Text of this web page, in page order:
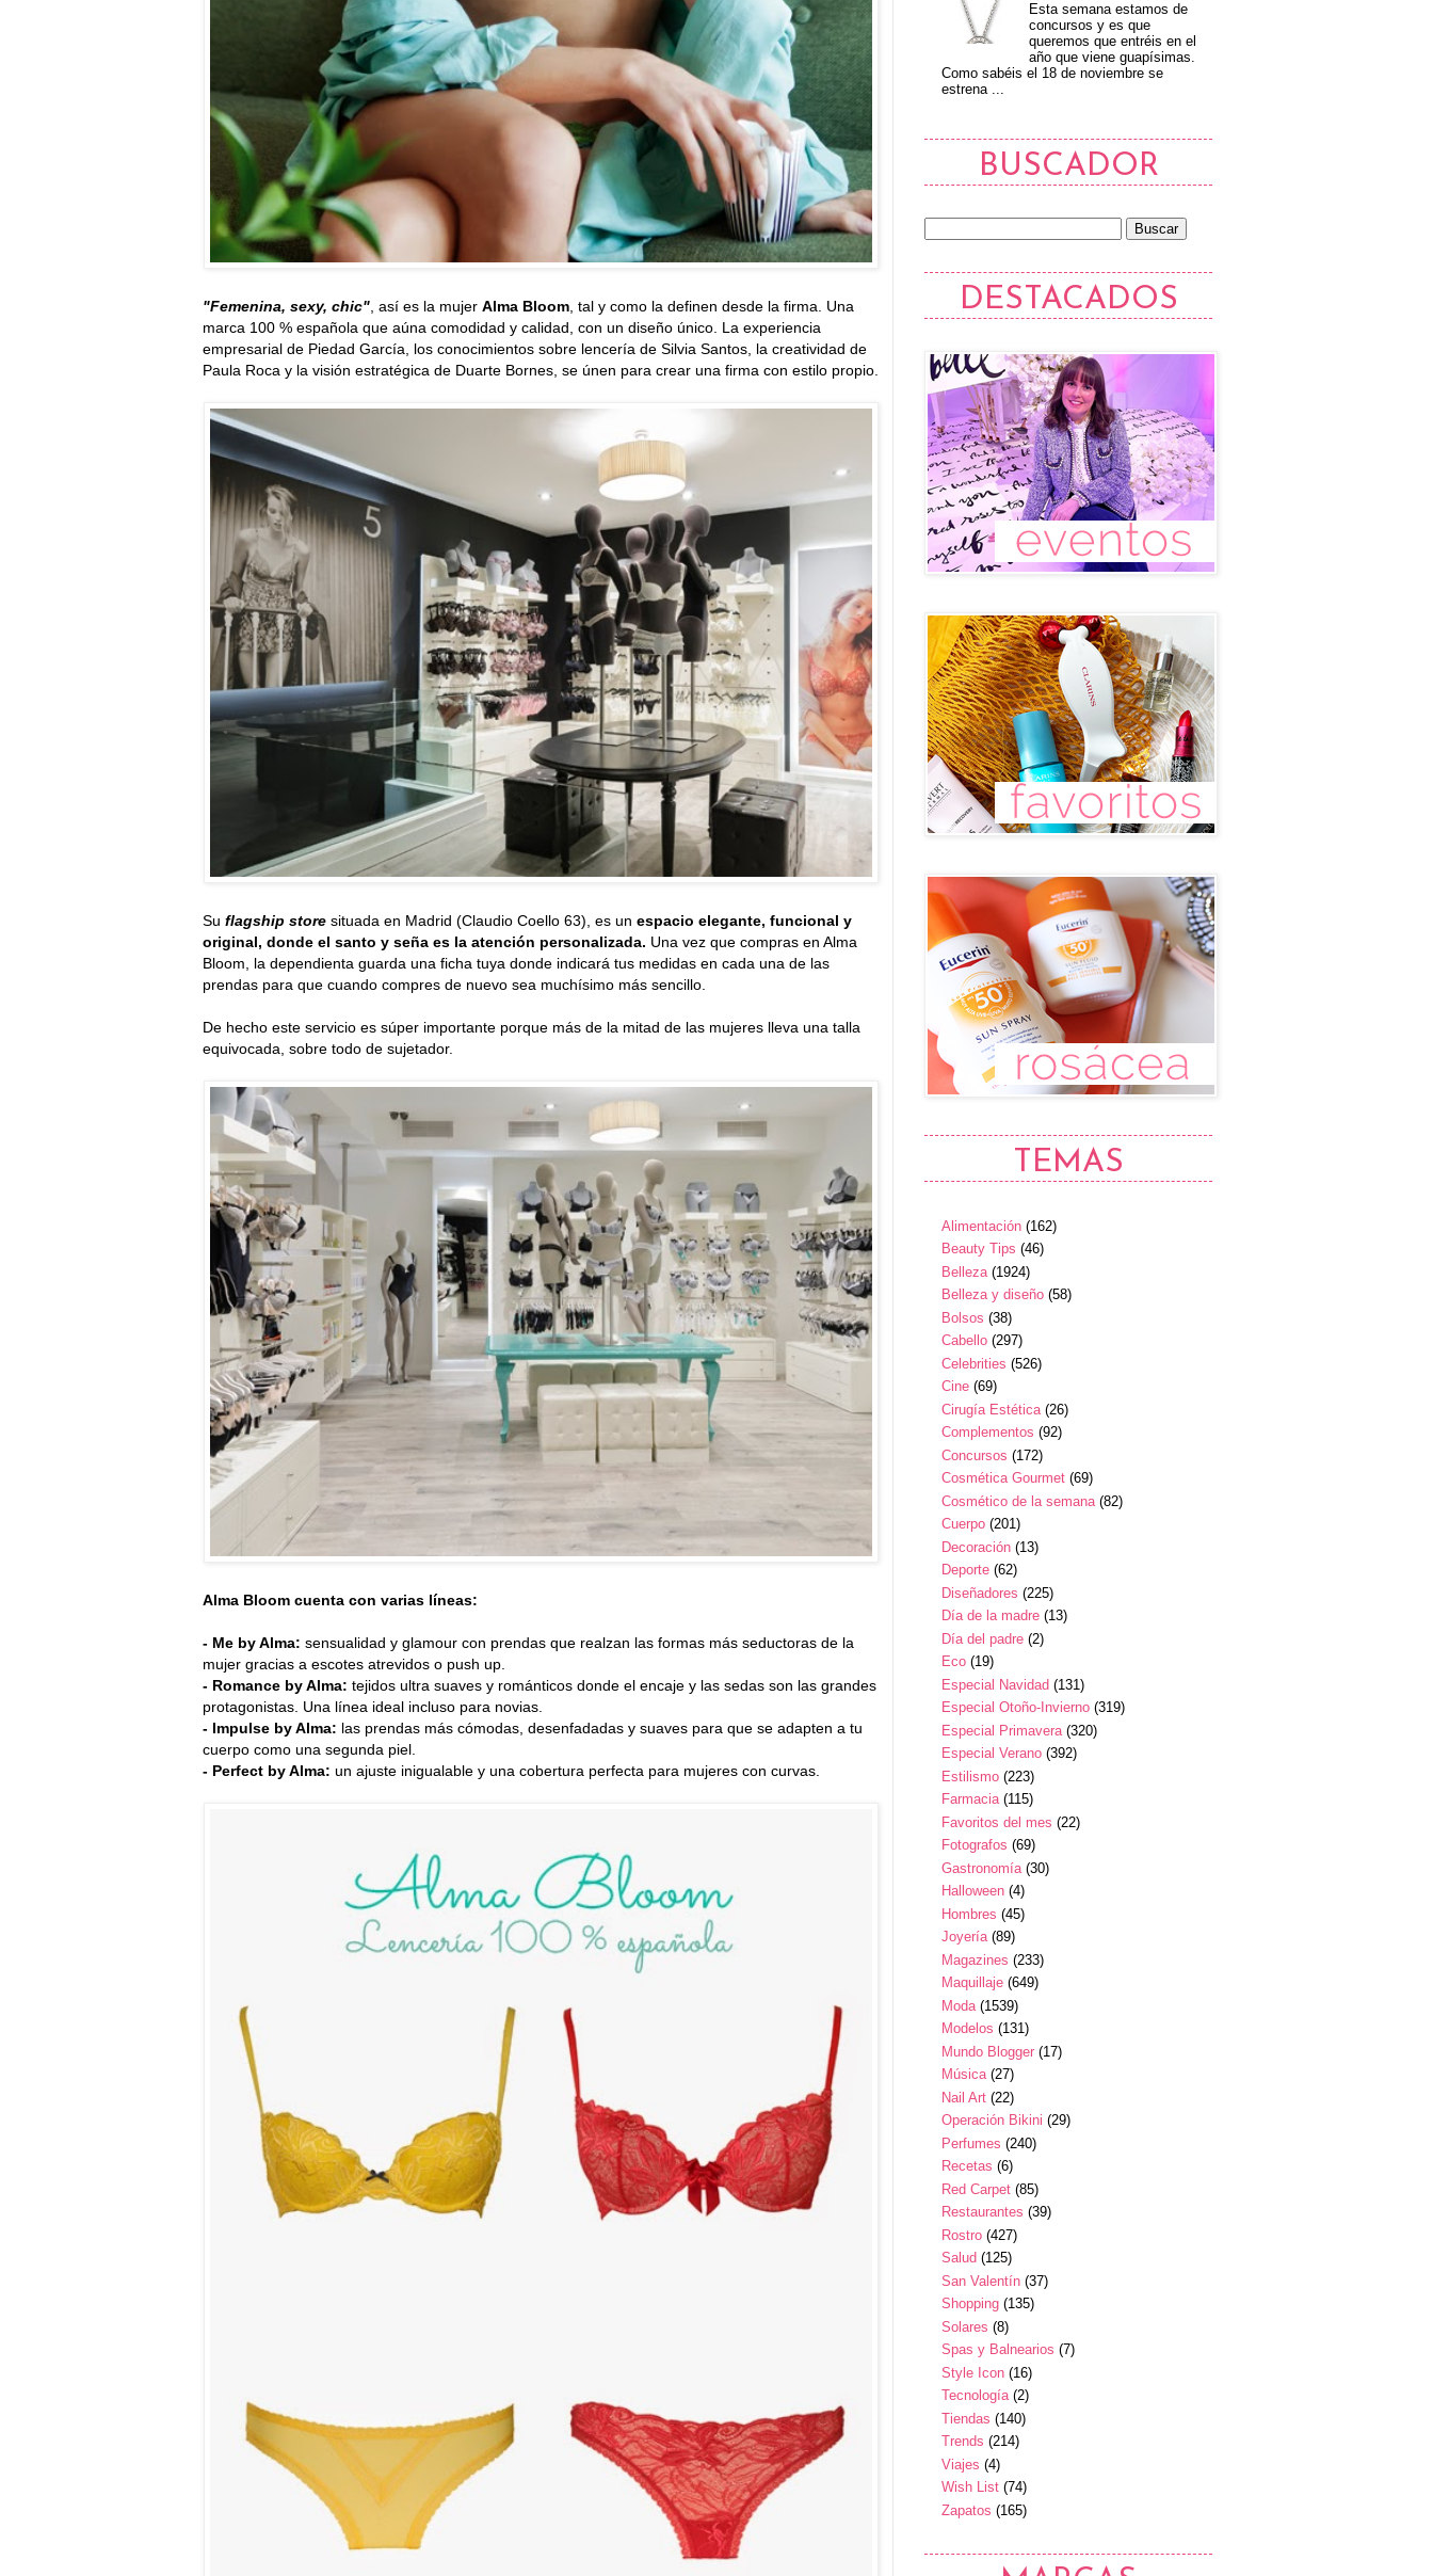
"Femenina, sexy, chic" , así es la mujer Alma Bloom , tal y como la definen desde la firma. Una
marca 100 % española que aúna comodidad y calidad, con un diseño único. La experiencia
empresarial de Piedad García, los conocimientos sobre lencería de Silvia Santos, la creatividad de
Paula Roca y la visión estratégica de Duarte Bornes, se únen para crear una firma con estilo propio.
Su flagship store situada en Madrid (Claudio Coello 63), es un espacio elegante, funcional y
original, donde el santo y seña es la atención personalizada. Una vez que compras en Alma
Bloom, la dependienta guarda una ficha tuya donde indicará tus medidas en cada una de las
prendas para que cuando compres de nuevo sea muchísimo más sencillo.
De hecho este servicio es súper importante porque más de la mitad de las mujeres lleva una talla
equivocada, sobre todo de sujetador.
Alma Bloom cuenta con varias líneas:
- Me by Alma: sensualidad y glamour con prendas que realzan las formas más seductoras de la
mujer gracias a escotes atrevidos o push up.
- Romance by Alma: tejidos ultra suaves y románticos donde el encaje y las sedas son las grandes
protagonistas. Una línea ideal incluso para novias.
- Impulse by Alma: las prendas más cómodas, desenfadadas y suaves para que se adapten a tu
cuerpo como una segunda piel.
- Perfect by Alma: un ajuste inigualable y una cobertura perfecta para mujeres con curvas.
Esta semana estamos de
concursos y es que
queremos que entréis en el
año que viene guapísimas.
Como sabéis el 18 de noviembre se
estrena ...
BUSCADOR
DESTACADOS
TEMAS
Alimentación (162)
Beauty Tips (46)
Belleza (1924)
Belleza y diseño (58)
Bolsos (38)
Cabello (297)
Celebrities (526)
Cine (69)
Cirugía Estética (26)
Complementos (92)
Concursos (172)
Cosmética Gourmet (69)
Cosmético de la semana (82)
Cuerpo (201)
Decoración (13)
Deporte (62)
Diseñadores (225)
Día de la madre (13)
Día del padre (2)
Eco (19)
Especial Navidad (131)
Especial Otoño-Invierno (319)
Especial Primavera (320)
Especial Verano (392)
Estilismo (223)
Farmacia (115)
Favoritos del mes (22)
Fotografos (69)
Gastronomía (30)
Halloween (4)
Hombres (45)
Joyería (89)
Magazines (233)
Maquillaje (649)
Moda (1539)
Modelos (131)
Mundo Blogger (17)
Música (27)
Nail Art (22)
Operación Bikini (29)
Perfumes (240)
Recetas (6)
Red Carpet (85)
Restaurantes (39)
Rostro (427)
Salud (125)
San Valentín (37)
Shopping (135)
Solares (8)
Spas y Balnearios (7)
Style Icon (16)
Tecnología (2)
Tiendas (140)
Trends (214)
Viajes (4)
Wish List (74)
Zapatos (165)